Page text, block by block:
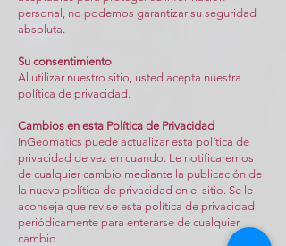
personal, no podemos garantizar su seguridad
absoluta.
Su consentimiento
Al utilizar nuestro sitio, usted acepta nuestra
política de privacidad.
Cambios en esta Política de Privacidad
InGeomatics puede actualizar esta política de
privacidad de vez en cuando. Le notificaremos
de cualquier cambio mediante la publicación de
la nueva política de privacidad en el sitio. Se le
aconseja que revise esta política de privacidad
periódicamente para enterarse de cualquier
cambio.